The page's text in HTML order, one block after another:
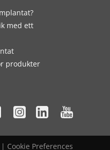
med ett
produkter
| Cookie Preferences